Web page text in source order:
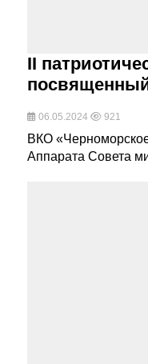
II
06.05.2024 921
ВКО
Аппарата Совета